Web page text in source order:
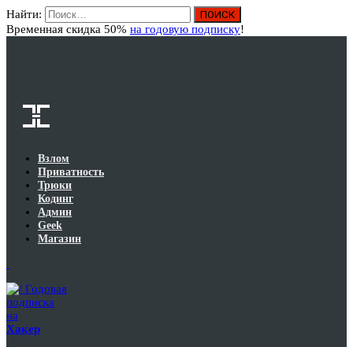
Найти:
Временная скидка 50% на годовую подписку!
Взлом
Приватность
Трюки
Кодинг
Админ
Geek
Магазин
Годовая
подписка
на
Хакер